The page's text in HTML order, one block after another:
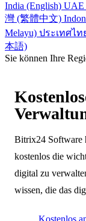
India (English)
灣 (繁體中文)
Melayu) ประเทศไ
本語)
Sie können Ihre
Bitrix24 Software
kostenlos die
digital zu
wissen, die das
Kostenlos